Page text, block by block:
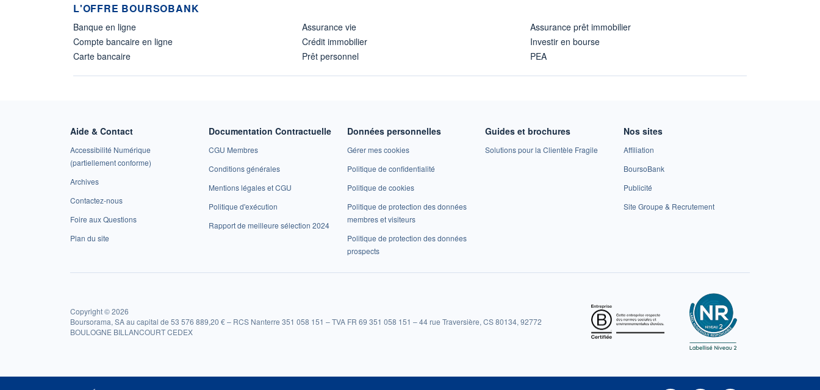
L'OFFRE BOURSOBANK
Banque en ligne
Compte bancaire en ligne
Carte bancaire
Assurance vie
Crédit immobilier
Prêt personnel
Assurance prêt immobilier
Investir en bourse
PEA
Aide & Contact
Accessibilité Numérique
(partiellement conforme)
Archives
Contactez-nous
Foire aux Questions
Plan du site
Documentation Contractuelle
CGU Membres
Conditions générales
Mentions légales et CGU
Politique d'exécution
Rapport de meilleure sélection 2024
Données personnelles
Gérer mes cookies
Politique de confidentialité
Politique de cookies
Politique de protection des données
membres et visiteurs
Politique de protection des données
prospects
Guides et brochures
Solutions pour la Clientèle Fragile
Nos sites
Affiliation
BoursoBank
Publicité
Site Groupe & Recrutement
Copyright © 2026
Boursorama, SA au capital de 53 576 889,20 € – RCS Nanterre 351 058 151 – TVA FR 69 351 058 151 – 44 rue Traversière, CS 80134, 92772
BOULOGNE BILLANCOURT CEDEX